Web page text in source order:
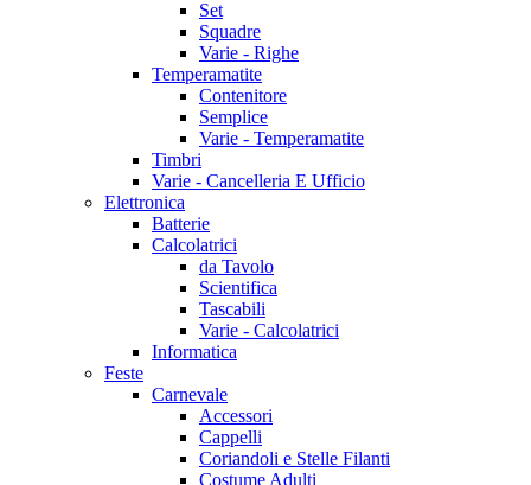
Set
Squadre
Varie - Righe
Temperamatite
Contenitore
Semplice
Varie - Temperamatite
Timbri
Varie - Cancelleria E Ufficio
Elettronica
Batterie
Calcolatrici
da Tavolo
Scientifica
Tascabili
Varie - Calcolatrici
Informatica
Feste
Carnevale
Accessori
Cappelli
Coriandoli e Stelle Filanti
Costume Adulti